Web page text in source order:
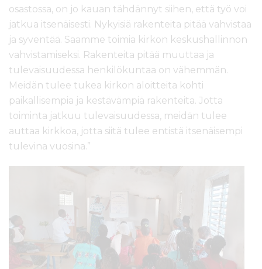
osastossa, on jo kauan tähdännyt siihen, että työ voi
jatkua itsenäisesti. Nykyisiä rakenteita pitää vahvistaa
ja syventää. Saamme toimia kirkon keskushallinnon
vahvistamiseksi. Rakenteita pitää muuttaa ja
tulevaisuudessa henkilökuntaa on vähemmän.
Meidän tulee tukea kirkon aloitteita kohti
paikallisempia ja kestävämpiä rakenteita. Jotta
toiminta jatkuu tulevaisuudessa, meidän tulee
auttaa kirkkoa, jotta siitä tulee entistä itsenäisempi
tulevina vuosina.”